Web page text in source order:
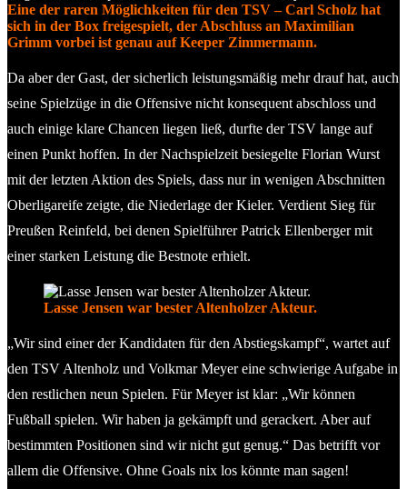
Eine der raren Möglichkeiten für den TSV – Carl Scholz hat
sich in der Box freigespielt, der Abschluss an Maximilian
Grimm vorbei ist genau auf Keeper Zimmermann.
Da aber der Gast, der sicherlich leistungsmäßig mehr drauf hat, auch
seine Spielzüge in die Offensive nicht konsequent abschloss und
auch einige klare Chancen liegen ließ, durfte der TSV lange auf
einen Punkt hoffen. In der Nachspielzeit besiegelte Florian Wurst
mit der letzten Aktion des Spiels, dass nur in wenigen Abschnitten
Oberligareife zeigte, die Niederlage der Kieler. Verdient Sieg für
Preußen Reinfeld, bei denen Spielführer Patrick Ellenberger mit
einer starken Leistung die Bestnote erhielt.
Lasse Jensen war bester Altenholzer Akteur.
„Wir sind einer der Kandidaten für den Abstiegskampf“, wartet auf
den TSV Altenholz und Volkmar Meyer eine schwierige Aufgabe in
den restlichen neun Spielen. Für Meyer ist klar: „Wir können
Fußball spielen. Wir haben ja gekämpft und gerackert. Aber auf
bestimmten Positionen sind wir nicht gut genug.“ Das betrifft vor
allem die Offensive. Ohne Goals nix los könnte man sagen!